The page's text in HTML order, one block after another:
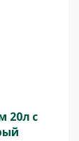
20л c